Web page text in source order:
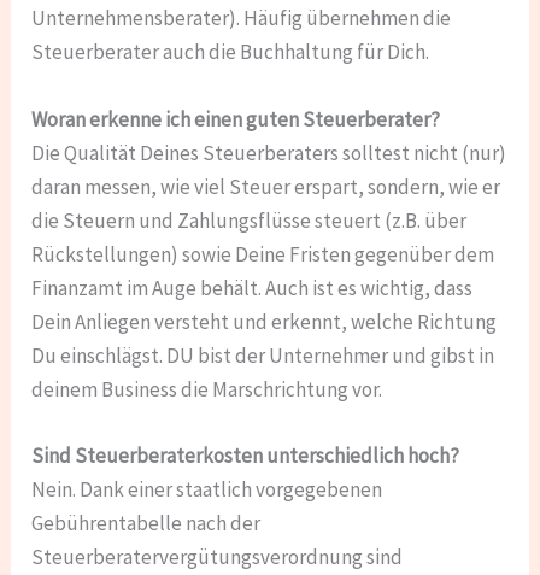
Unternehmensberater). Häufig übernehmen die
Steuerberater auch die Buchhaltung für Dich.
Woran erkenne ich einen guten Steuerberater?
Die Qualität Deines Steuerberaters solltest nicht (nur)
daran messen, wie viel Steuer erspart, sondern, wie er
die Steuern und Zahlungsflüsse steuert (z.B. über
Rückstellungen) sowie Deine Fristen gegenüber dem
Finanzamt im Auge behält. Auch ist es wichtig, dass
Dein Anliegen versteht und erkennt, welche Richtung
Du einschlägst. DU bist der Unternehmer und gibst in
deinem Business die Marschrichtung vor.
Sind Steuerberaterkosten unterschiedlich hoch?
Nein. Dank einer staatlich vorgegebenen
Gebührentabelle nach der
Steuerberatervergütungsverordnung sind